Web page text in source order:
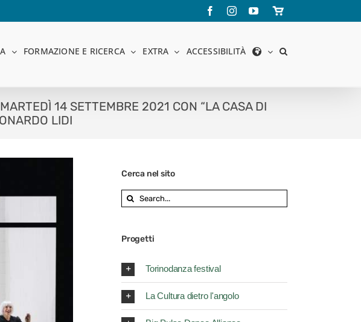
FacebookInstagramYouTube
Store
online
FORMAZIONE E RICERCA EXTRA ACCESSIBILITÀ
14 SETTEMBRE 2021 CON “LA CASA DI
LIDI
Cerca nel sito
Search
for:
Progetti
Torinodanza festival
La Cultura dietro l'angolo